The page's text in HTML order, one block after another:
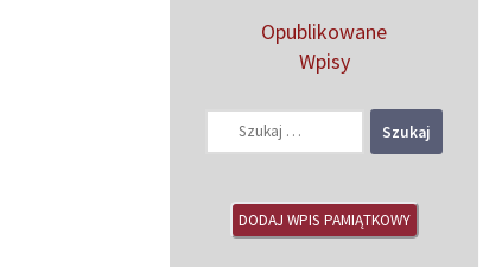
Opublikowane
Wpisy
DODAJ WPIS PAMIĄTKOWY